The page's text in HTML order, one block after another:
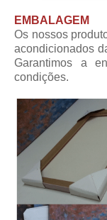
EMBALAGEM
Os nossos
acondicionados
Garantimos a
condições.